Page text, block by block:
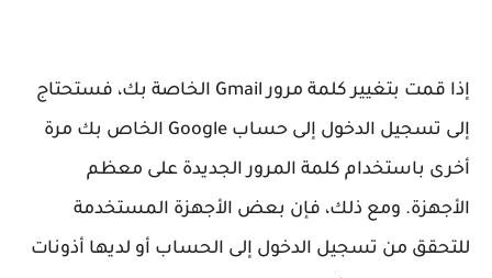
إذا قمت بتغيير كلمة مرور Gmail الخاصة بك، فستحتاج
إلى تسجيل الدخول إلى حساب Google الخاص بك مرة
أخرى باستخدام كلمة المرور الجديدة على معظم
الأجهزة. ومع ذلك، فإن بعض الأجهزة المستخدمة
للتحقق من تسجيل الدخول إلى الحساب أو لديها أذونات